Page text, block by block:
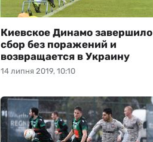
14 липня 2019, 10:10
Киевское Динамо завершило
сбор без поражений и
возвращается в Украину